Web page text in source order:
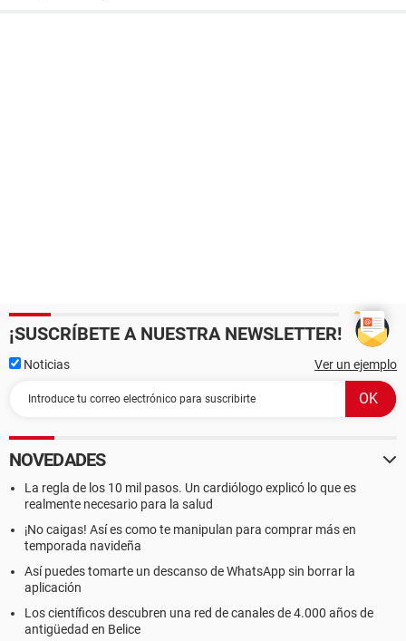
¡SUSCRÍBETE A NUESTRA NEWSLETTER!
Noticias Ver un ejemplo
NOVEDADES
La regla de los 10 mil pasos. Un cardiólogo explicó lo que es
realmente necesario para la salud
¡No caigas! Así es como te manipulan para comprar más en
temporada navideña
Así puedes tomarte un descanso de WhatsApp sin borrar la
aplicación
Los científicos descubren una red de canales de 4.000 años de
antigüedad en Belice